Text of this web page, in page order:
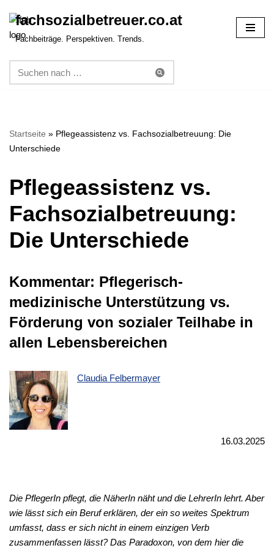
Zum
springen
fachsozialbetreuer.co.at
Fachbeiträge. Perspektiven. Trends.
Startseite » Pflegeassistenz vs. Fachsozialbetreuung: Die
Unterschiede
Pflegeassistenz vs.
Fachsozialbetreuung:
Die Unterschiede
Kommentar: Pflegerisch-
medizinische Unterstützung vs.
Förderung von sozialer Teilhabe in
allen Lebensbereichen
Claudia Felbermayer
16.03.2025
Die PflegerIn pflegt, die NäherIn näht und die LehrerIn lehrt. Aber
wie lässt sich ein Beruf erklären, der ein so weites Spektrum
umfasst, dass er sich nicht in einem einzigen Verb
zusammenfassen lässt? Das Paradoxon, von dem hier die